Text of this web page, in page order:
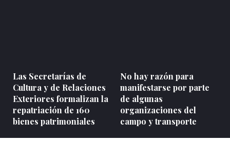
Las Secretarías de
Cultura y de Relaciones
Exteriores formalizan la
repatriación de 160
bienes patrimoniales
No hay razón para
manifestarse por parte
de algunas
organizaciones del
campo y transporte